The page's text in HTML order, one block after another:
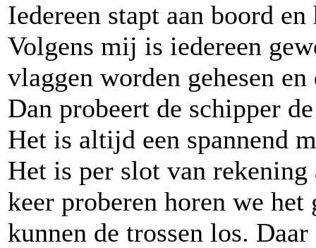
Iedereen stapt aan boord
Volgens mij is iedereen
vlaggen worden gehesen
Dan probeert de schipper
Het is altijd een spannend
Het is per slot van rekening
keer proberen horen we
kunnen de trossen los.